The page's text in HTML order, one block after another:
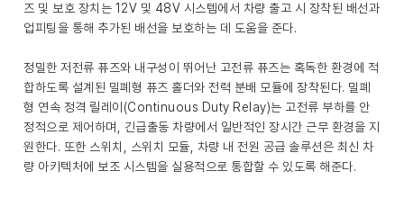
즈 및 보호 장치는 12V 및 48V 시스템에서 차량 출고 시 장착된 배선과
업피팅을 통해 추가된 배선을 보호하는 데 도움을 준다.
정밀한 저전류 퓨즈와 내구성이 뛰어난 고전류 퓨즈는 혹독한 환경에 적
합하도록 설계된 밀폐형 퓨즈 홀더와 전력 분배 모듈에 장착된다. 밀폐
형 연속 정격 릴레이(Continuous Duty Relay)는 고전류 부하를 안
정적으로 제어하며, 긴급출동 차량에서 일반적인 장시간 근무 환경을 지
원한다. 또한 스위치, 스위치 모듈, 차량 내 전원 공급 솔루션은 최신 차
량 아키텍처에 보조 시스템을 실용적으로 통합할 수 있도록 해준다.